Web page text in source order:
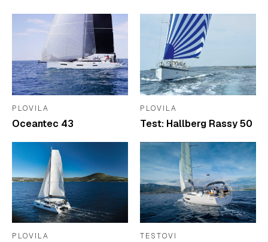
PLOVILA
Oceantec 43
PLOVILA
Test: Hallberg Rassy 50
PLOVILA TESTOVI